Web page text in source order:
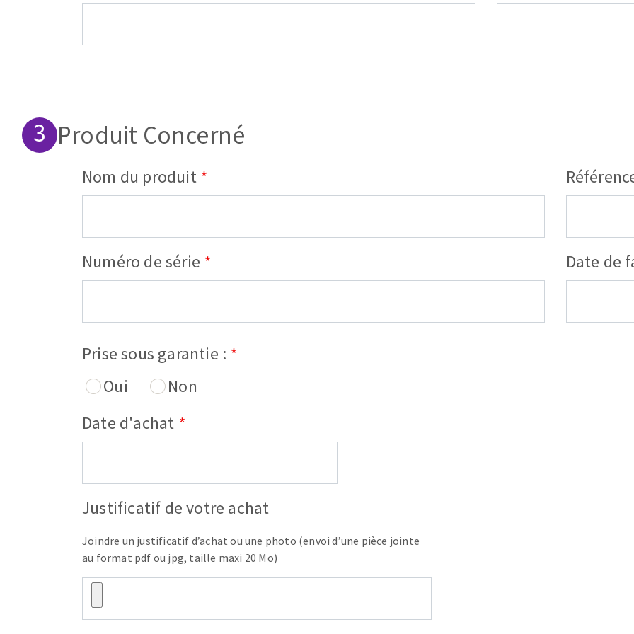
Produit Concerné
Nom du produit
Numéro de série Date de
Prise sous garantie :
Oui
Non
Date d'achat
Justificatif de votre achat
Joindre un justificatif d’achat ou une photo (envoi d’une pièce jointe
au format pdf ou jpg, taille maxi 20 Mo)